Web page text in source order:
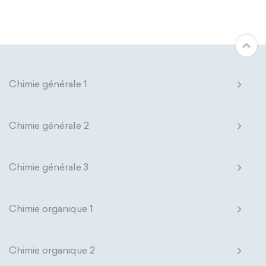
Nanotechnology Petrochemistry
Synthetic chemistry
Chimie générale 1
Chimie générale 2
Chimie générale 3
Chimie organique 1
Chimie organique 2